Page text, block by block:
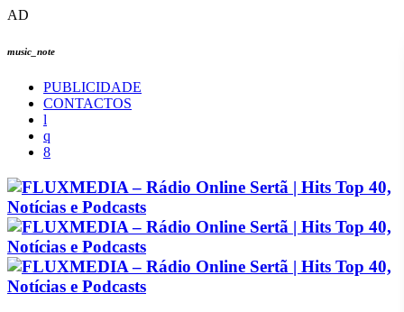
AD
music_note
PUBLICIDADE
CONTACTOS